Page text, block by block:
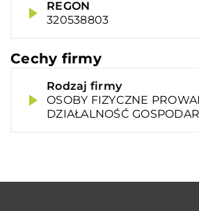
REGON
320538803
Cechy firmy
Rodzaj firmy
OSOBY FIZYCZNE
DZIAŁALNOŚĆ